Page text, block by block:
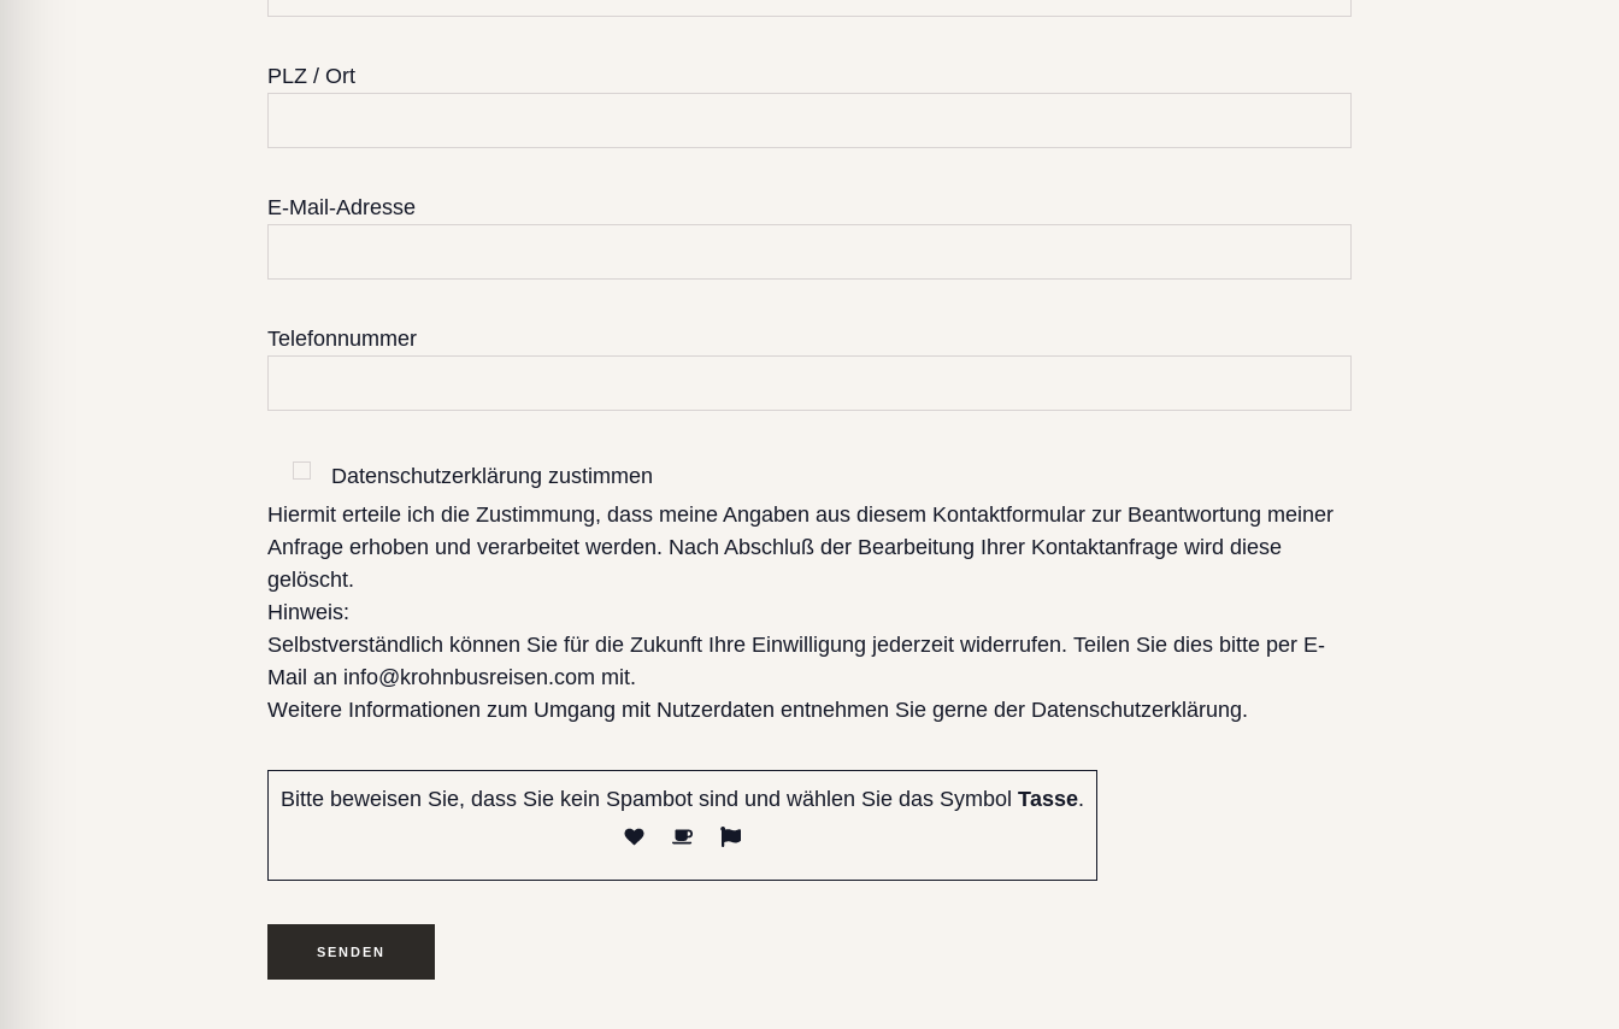
PLZ / Ort
E-Mail-Adresse
Telefonnummer
Datenschutzerklärung zustimmen
Hiermit erteile ich die Zustimmung, dass meine Angaben aus diesem Kontaktformular zur Beantwortung meiner
Anfrage erhoben und verarbeitet werden. Nach Abschluß der Bearbeitung Ihrer Kontaktanfrage wird diese
gelöscht.
Hinweis:
Selbstverständlich können Sie für die Zukunft Ihre Einwilligung jederzeit widerrufen. Teilen Sie dies bitte per E-
Mail an info@krohnbusreisen.com mit.
Weitere Informationen zum Umgang mit Nutzerdaten entnehmen Sie gerne der Datenschutzerklärung.
Bitte beweisen Sie, dass Sie kein Spambot sind und wählen Sie das Symbol Tasse.